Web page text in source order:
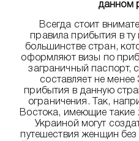
данном
Всегда стоит
правила прибытия в ту
большинстве стран,
оформляют визы по
заграничный паспорт,
составляет не
прибытия в данную
ограничения. Так,
Востока, имеющие
Украиной могут
путешествия женщин